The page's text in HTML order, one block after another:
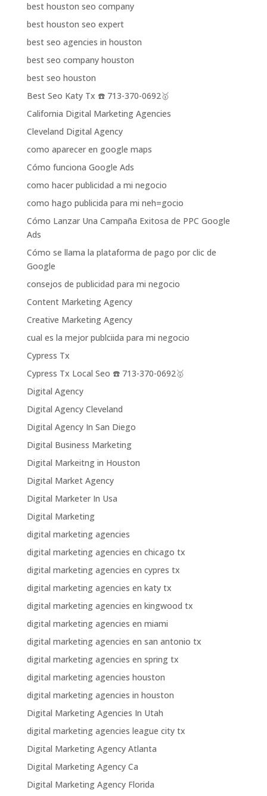
best houston seo company
best houston seo expert
best seo agencies in houston
best seo company houston
best seo houston
Best Seo Katy Tx ☎️ 713-370-0692🥇
California Digital Marketing Agencies
Cleveland Digital Agency
como aparecer en google maps
Cómo funciona Google Ads
como hacer publicidad a mi negocio
como hago publicida para mi neh=gocio
Cómo Lanzar Una Campaña Exitosa de PPC Google
Ads
Cómo se llama la plataforma de pago por clic de
Google
consejos de publicidad para mi negocio
Content Marketing Agency
Creative Marketing Agency
cual es la mejor publciida para mi negocio
Cypress Tx
Cypress Tx Local Seo ☎️ 713-370-0692🥇
Digital Agency
Digital Agency Cleveland
Digital Agency In San Diego
Digital Business Marketing
Digital Markeitng in Houston
Digital Market Agency
Digital Marketer In Usa
Digital Marketing
digital marketing agencies
digital marketing agencies en chicago tx
digital marketing agencies en cypres tx
digital marketing agencies en katy tx
digital marketing agencies en kingwood tx
digital marketing agencies en miami
digital marketing agencies en san antonio tx
digital marketing agencies en spring tx
digital marketing agencies houston
digital marketing agencies in houston
Digital Marketing Agencies In Utah
digital marketing agencies league city tx
Digital Marketing Agency Atlanta
Digital Marketing Agency Ca
Digital Marketing Agency Florida